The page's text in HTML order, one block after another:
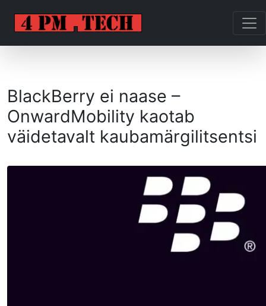
BlackBerry ei naase –
OnwardMobility kaotab
väidetavalt kaubamärgilitsentsi